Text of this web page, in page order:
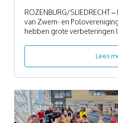
ROZENBURG/SLIEDRECHT
van Zwem- en
hebben grote verbeteringen
Lees